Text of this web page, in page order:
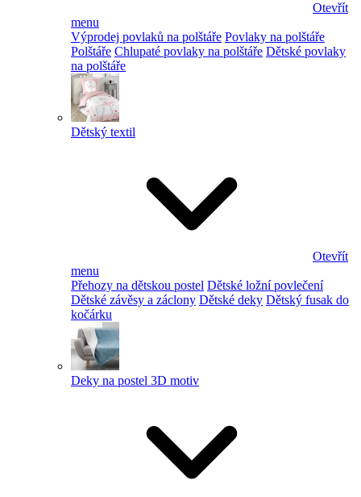
Otevřít
menu
Výprodej povlaků na polštáře Povlaky na polštáře
Polštáře Chlupaté povlaky na polštáře Dětské povlaky
na polštáře
Dětský textil
Otevřít
menu
Přehozy na dětskou postel Dětské ložní povlečení
Dětské závěsy a záclony Dětské deky Dětský fusak do
kočárku
Deky na postel 3D motiv